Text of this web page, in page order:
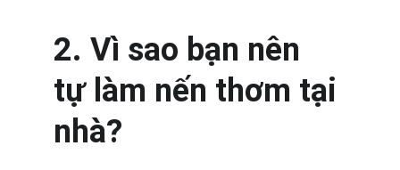
2. Vì sao bạn nên
tự làm nến thơm tại
nhà?